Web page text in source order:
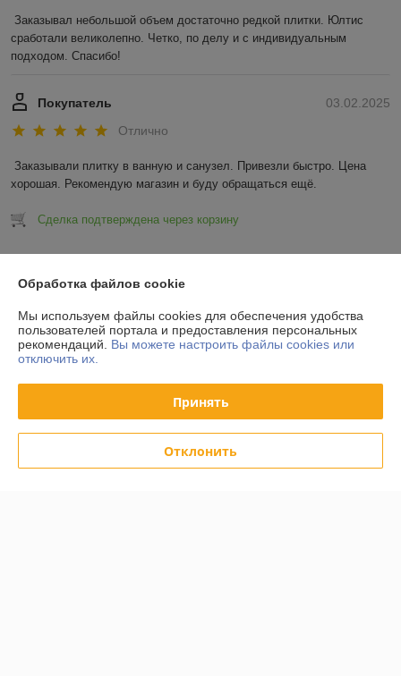
Заказывал небольшой объем достаточно редкой плитки. Юлтис
сработали великолепно. Четко, по делу и с индивидуальным
подходом. Спасибо!
03.02.2025
Покупатель
Отлично
Заказывали плитку в ванную и санузел. Привезли быстро. Цена
хорошая. Рекомендую магазин и буду обращаться ещё.
Сделка подтверждена через корзину
О нас
Контакты
Обработка файлов cookie
Мы используем файлы cookies для обеспечения удобства
пользователей портала и предоставления персональных
рекомендаций. Вы можете настроить файлы cookies или
отключить их.
Принять
Отклонить